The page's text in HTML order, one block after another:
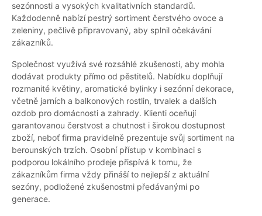
sezónnosti a vysokých kvalitativních standardů.
Každodenně nabízí pestrý sortiment čerstvého ovoce a
zeleniny, pečlivě připravovaný, aby splnil očekávání
zákazníků.
Společnost využívá své rozsáhlé zkušenosti, aby mohla
dodávat produkty přímo od pěstitelů. Nabídku doplňují
rozmanité květiny, aromatické bylinky i sezónní dekorace,
včetně jarních a balkonových rostlin, trvalek a dalších
ozdob pro domácnosti a zahrady. Klienti oceňují
garantovanou čerstvost a chutnost i širokou dostupnost
zboží, neboť firma pravidelně prezentuje svůj sortiment na
berounských trzích. Osobní přístup v kombinaci s
podporou lokálního prodeje přispívá k tomu, že
zákazníkům firma vždy přináší to nejlepší z aktuální
sezóny, podložené zkušenostmi předávanými po
generace.